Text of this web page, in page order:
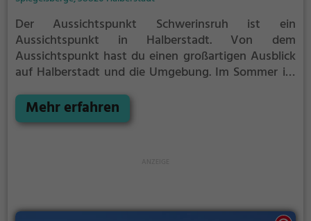
Der Aussichtspunkt Schwerinsruh ist ein
Aussichtspunkt in Halberstadt. Von dem
Aussichtspunkt hast du einen großartigen Ausblick
auf Halberstadt und die Umgebung. Im Sommer ist
Ausflugsziel für Familienausflüge, Wanderungen
oder zum Picknicken und lockt an warmen und
Mehr erfahren